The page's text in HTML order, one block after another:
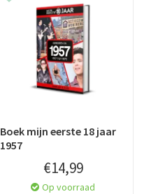
Boek mijn eerste 18 jaar
1957
€14,99
Op voorraad